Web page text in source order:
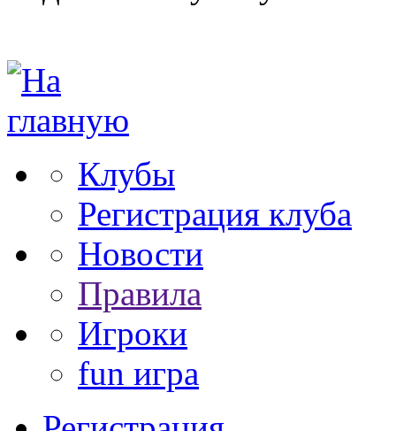
Клубы
Регистрация клуба
Новости
Правила
Игроки
fun игра